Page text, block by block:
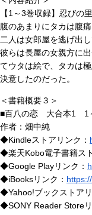
【1～3巻収録】忍びの
腹のあまりにタカは腹
二人は女郎屋を逃げ出
彼らは長屋の女親方に
てウタは絵で、タカは
決意したのだった。
＜書籍概要３＞
■百八の恋 大合本1 1
作者：畑中純
◆Kindleストアリンク：
◆楽天Kobo電子書籍ス
◆Google Playリンク：
◆iBooksリンク：
◆Yahoo!ブックストアリ
◆SONY Reader Storeリ